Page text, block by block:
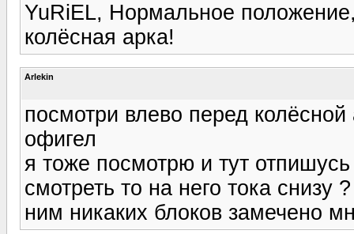
YuRiEL, Нормальное
колёсная арка!
Arlekin
посмотри влево перед
офигел
я тоже посмотрю и тут
смотреть то на него тока
ним никаких блоков замечено